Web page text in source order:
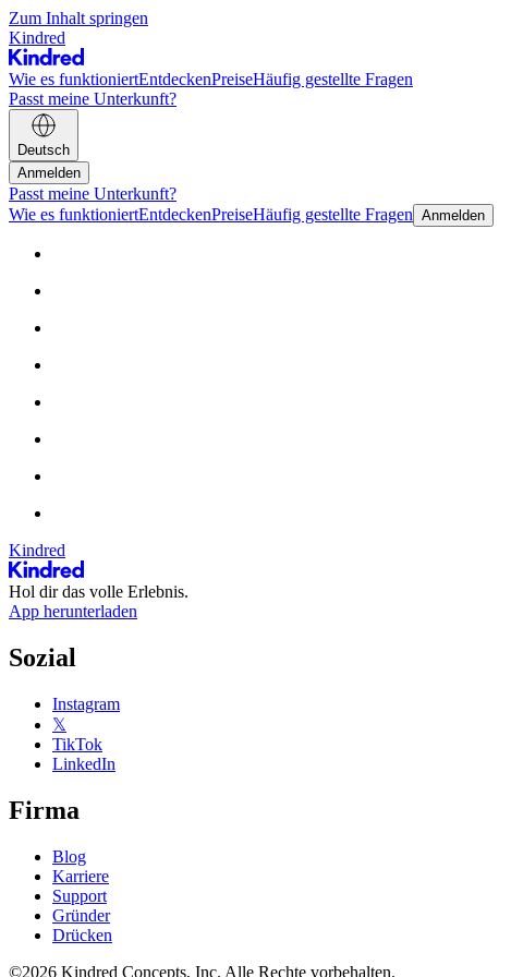
Zum Inhalt springen
Kindred
Wie es funktioniertEntdeckenPreiseHäufig gestellte Fragen
Passt meine Unterkunft?
Deutsch
Anmelden
Passt meine Unterkunft?
Wie es funktioniertEntdeckenPreiseHäufig gestellte Fragen Anmelden
Kindred
Hol dir das volle Erlebnis.
App herunterladen
Sozial
Instagram
𝕏
TikTok
LinkedIn
Firma
Blog
Karriere
Support
Gründer
Drücken
©2026 Kindred Concepts, Inc. Alle Rechte vorbehalten.